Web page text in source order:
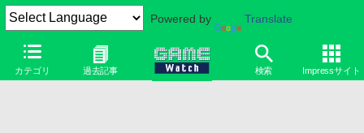
Powered by Translate
カテゴリ 過去記事 検索 Impressサイト